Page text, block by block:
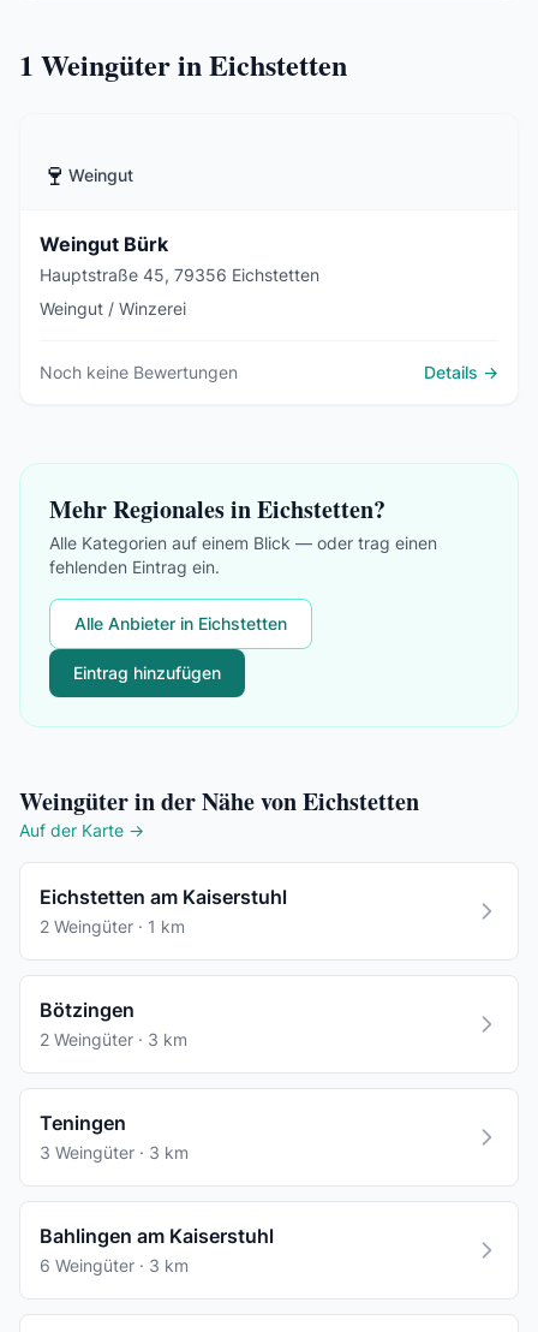
1 Weingüter in Eichstetten
🍷 Weingut
Weingut Bürk
Hauptstraße 45, 79356 Eichstetten
Weingut / Winzerei
Noch keine Bewertungen Details →
Mehr Regionales in Eichstetten?
Alle Kategorien auf einem Blick — oder trag einen
fehlenden Eintrag ein.
Alle Anbieter in Eichstetten
Eintrag hinzufügen
Weingüter in der Nähe von Eichstetten
Auf der Karte →
Eichstetten am Kaiserstuhl
2 Weingüter · 1 km
Bötzingen
2 Weingüter · 3 km
Teningen
3 Weingüter · 3 km
Bahlingen am Kaiserstuhl
6 Weingüter · 3 km